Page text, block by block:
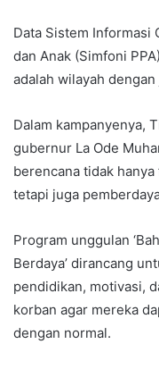
Data Sistem Informasi
dan Anak (Simfoni
adalah wilayah
Dalam kampanyenya,
gubernur La Ode
berencana tidak
tetapi juga
Program unggulan
Berdaya’ dirancang
pendidikan, motivasi,
korban agar mereka
dengan normal.